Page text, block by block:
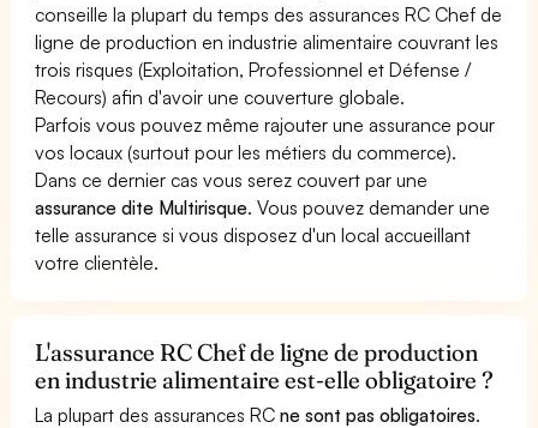
conseille la plupart du temps des assurances RC Chef de
ligne de production en industrie alimentaire couvrant les
trois risques (Exploitation, Professionnel et Défense /
Recours) afin d'avoir une couverture globale.
Parfois vous pouvez même rajouter une assurance pour
vos locaux (surtout pour les métiers du commerce).
Dans ce dernier cas vous serez couvert par une
assurance dite Multirisque. Vous pouvez demander une
telle assurance si vous disposez d'un local accueillant
votre clientèle.
L'assurance RC Chef de ligne de production
en industrie alimentaire est-elle obligatoire ?
La plupart des assurances RCne sont pas obligatoires.